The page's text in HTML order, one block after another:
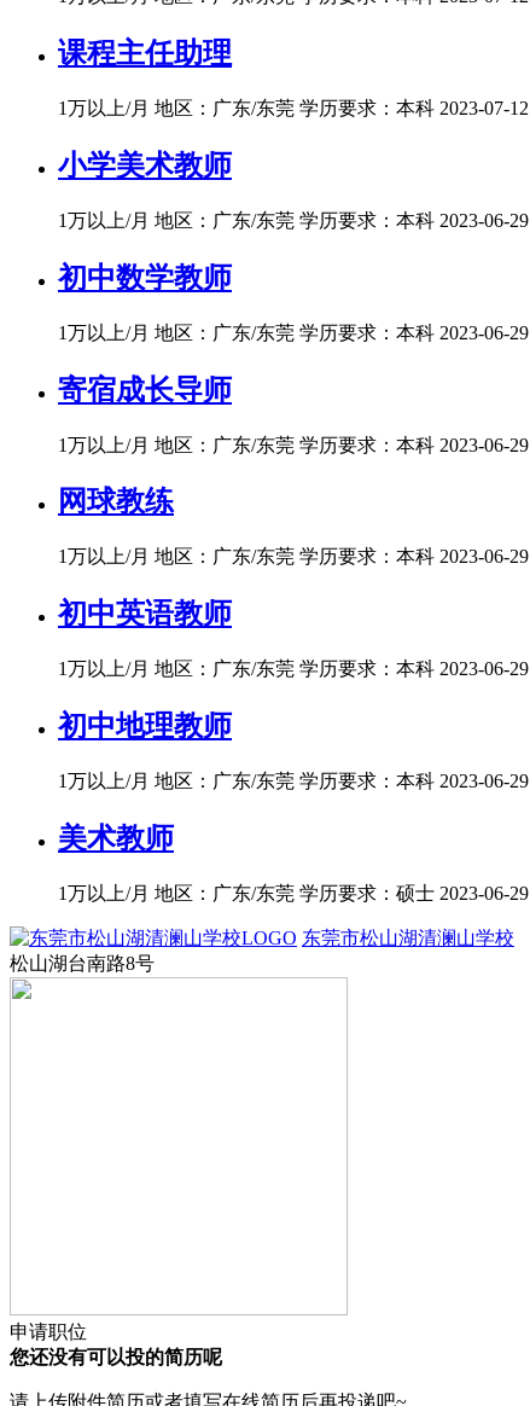
课程主任助理
1万以上/月 地区：广东/东莞 学历要求：本科 2023-07-12
小学美术教师
1万以上/月 地区：广东/东莞 学历要求：本科 2023-06-29
初中数学教师
1万以上/月 地区：广东/东莞 学历要求：本科 2023-06-29
寄宿成长导师
1万以上/月 地区：广东/东莞 学历要求：本科 2023-06-29
网球教练
1万以上/月 地区：广东/东莞 学历要求：本科 2023-06-29
初中英语教师
1万以上/月 地区：广东/东莞 学历要求：本科 2023-06-29
初中地理教师
1万以上/月 地区：广东/东莞 学历要求：本科 2023-06-29
美术教师
1万以上/月 地区：广东/东莞 学历要求：硕士 2023-06-29
东莞市松山湖清澜山学校
松山湖台南路8号
申请职位
您还没有可以投的简历呢
请上传附件简历或者填写在线简历后再投递吧~